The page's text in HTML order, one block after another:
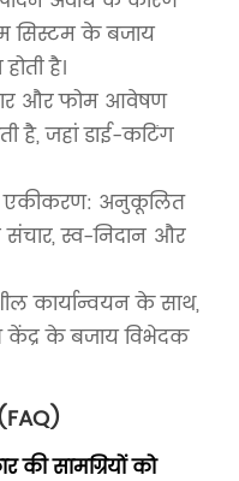
सिस्टम के बजाय
है।
और फोम आवेषण
है, जहां डाई-कटिंग
एकीकरण: अनुकूलित
स्व-निदान और
कार्यान्वयन के साथ,
के बजाय विभेदक
की सामग्रियों को